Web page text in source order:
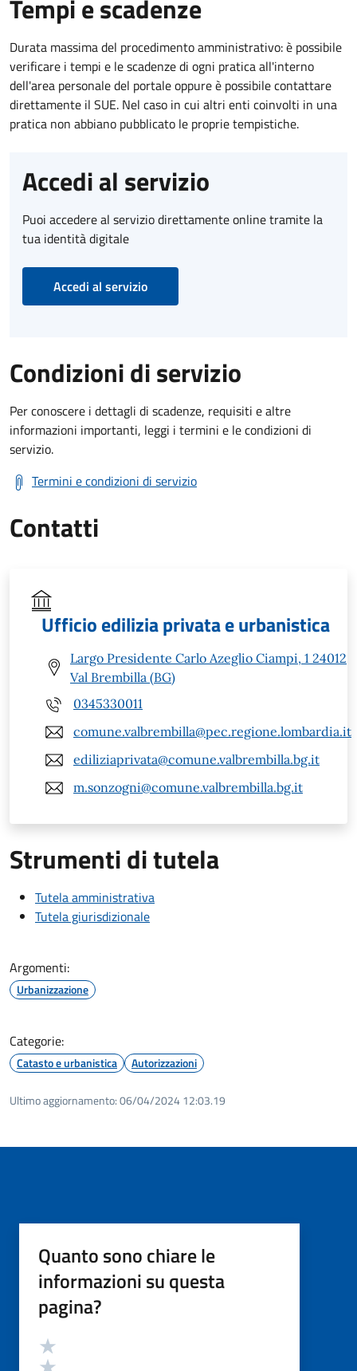
Tempi e scadenze
Durata massima del procedimento amministrativo: è possibile
verificare i tempi e le scadenze di ogni pratica all'interno
dell'area personale del portale oppure è possibile contattare
direttamente il SUE. Nel caso in cui altri enti coinvolti in una
pratica non abbiano pubblicato le proprie tempistiche.
Accedi al servizio
Puoi accedere al servizio direttamente online tramite la
tua identità digitale
Accedi al servizio
Condizioni di servizio
Per conoscere i dettagli di scadenze, requisiti e altre
informazioni importanti, leggi i termini e le condizioni di
servizio.
Termini e condizioni di servizio
Contatti
Ufficio edilizia privata e urbanistica
Largo Presidente Carlo Azeglio Ciampi, 1 24012
Val Brembilla (BG)
0345330011
comune.valbrembilla@pec.regione.lombardia.it
ediliziaprivata@comune.valbrembilla.bg.it
m.sonzogni@comune.valbrembilla.bg.it
Strumenti di tutela
Tutela amministrativa
Tutela giurisdizionale
Argomenti:
Urbanizzazione
Categorie:
Catasto e urbanistica Autorizzazioni
Ultimo aggiornamento:06/04/2024 12:03.19
Quanto sono chiare le
informazioni su questa
pagina?
Valutazione